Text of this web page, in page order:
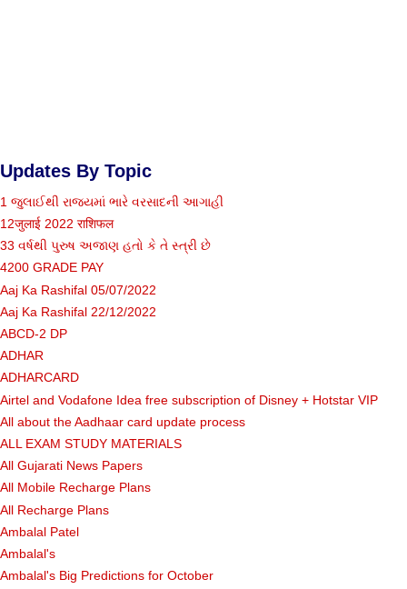
Updates By Topic
1 જુલાઈથી રાજ્યમાં ભારે વરસાદની આગાહી
12जुलाई 2022 राशिफल
33 વર્ષથી પુરુષ અજાણ હતો કે તે સ્ત્રી છે
4200 GRADE PAY
Aaj Ka Rashifal 05/07/2022
Aaj Ka Rashifal 22/12/2022
ABCD-2 DP
ADHAR
ADHARCARD
Airtel and Vodafone Idea free subscription of Disney + Hotstar VIP
All about the Aadhaar card update process
ALL EXAM STUDY MATERIALS
All Gujarati News Papers
All Mobile Recharge Plans
All Recharge Plans
Ambalal Patel
Ambalal's
Ambalal's Big Predictions for October